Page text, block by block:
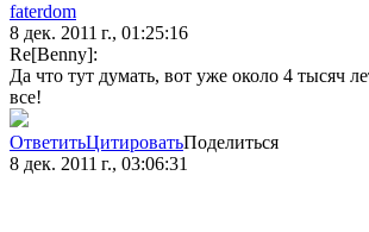
faterdom
8 дек. 2011 г., 01:25:16
Re[Benny]:
Да что тут думать, вот уже около 4 тысяч
все!
ОтветитьЦитироватьПоделиться
8 дек. 2011 г., 03:06:31